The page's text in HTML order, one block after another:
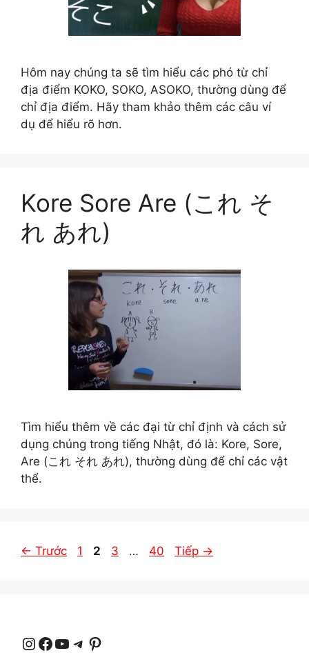
Hôm nay chúng ta sẽ tìm hiểu các phó từ chỉ
địa điểm KOKO, SOKO, ASOKO, thường dùng để
chỉ địa điểm. Hãy tham khảo thêm các câu ví
dụ để hiểu rõ hơn.
Kore Sore Are (これ そ
れ あれ)
Tìm hiểu thêm về các đại từ chỉ định và cách sử
dụng chúng trong tiếng Nhật, đó là: Kore, Sore,
Are (これ それ あれ), thường dùng để chỉ các vật
thể.
← Trước Trang
1 Trang
2 Trang
3 … Trang
40 Tiếp →
Instagram Facebook YouTube Telegram Pinterest